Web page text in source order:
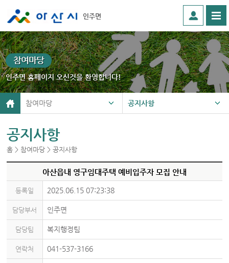
인주면
참여마당
인주면 홈페이지 오신것을 환영합니다!
참여마당 공지사항
공지사항
홈 > 참여마당 > 공지사항
아산읍내 영구임대주택 예비입주자 모집 안내
등록일 2025.06.15 07:23:38
담당부서 인주면
담당팀 복지행정팀
연락처 041-537-3166